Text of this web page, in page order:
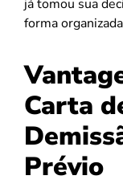
já tomou sua
forma
Carta
Prévio